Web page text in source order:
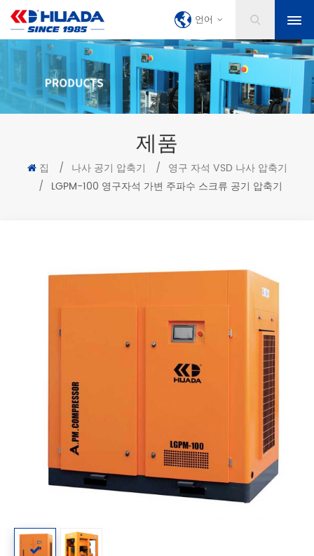
언어
제품
집 / 나사 공기 압축기 / 영구 자석 VSD 나사 압축기
/ LGPM-100 영구자석 가변 주파수 스크류 공기 압축기